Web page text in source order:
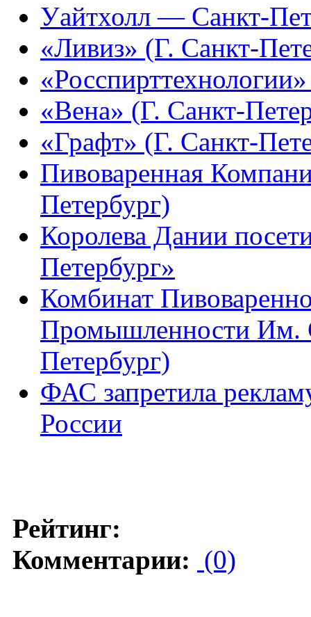
Уайтхолл — Санкт-
«Ливиз» (Г. Санкт-
«Вена» (Г. Санкт-
«Графт» (Г. Санкт-
Пивоваренная
Петербург)
Королева Дании
Петербург»
Комбинат
Промышленности Им.
Петербург)
ФАС запретила
России
Рейтинг:
Комментарии: (0)